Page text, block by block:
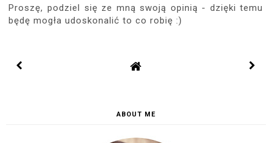
Proszę, podziel się ze mną swoją opinią - dzięki temu
będę mogła udoskonalić to co robię :)
ABOUT ME